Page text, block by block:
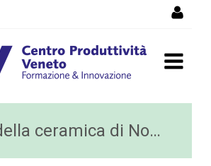
della ceramica di
del Grappa
Distretto della ceramica di Nove di Bassano del Grappa